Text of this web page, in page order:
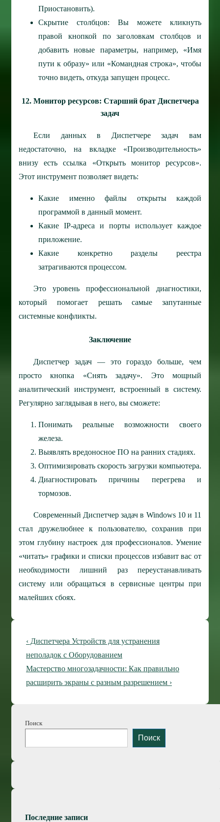
Приостановить).
Скрытие столбцов: Вы можете кликнуть
правой кнопкой по заголовкам столбцов и
добавить новые параметры, например, «Имя
пути к образу» или «Командная строка», чтобы
точно видеть, откуда запущен процесс.
12. Монитор ресурсов: Старший брат Диспетчера
задач
Если данных в Диспетчере задач вам
недостаточно, на вкладке «Производительность»
внизу есть ссылка «Открыть монитор ресурсов».
Этот инструмент позволяет видеть:
Какие именно файлы открыты каждой
программой в данный момент.
Какие IP-адреса и порты использует каждое
приложение.
Какие конкретно разделы реестра
затрагиваются процессом.
Это уровень профессиональной диагностики,
который помогает решать самые запутанные
системные конфликты.
Заключение
Диспетчер задач — это гораздо больше, чем
просто кнопка «Снять задачу». Это мощный
аналитический инструмент, встроенный в систему.
Регулярно заглядывая в него, вы сможете:
Понимать реальные возможности своего
железа.
Выявлять вредоносное ПО на ранних стадиях.
Оптимизировать скорость загрузки компьютера.
Диагностировать причины перегрева и
тормозов.
Современный Диспетчер задач в Windows 10 и 11
стал дружелюбнее к пользователю, сохранив при
этом глубину настроек для профессионалов. Умение
«читать» графики и списки процессов избавит вас от
необходимости лишний раз переустанавливать
систему или обращаться в сервисные центры при
малейших сбоях.
Навигация
по
записям
Предыдущая
запись
‹ Диспетчера Устройств для устранения
неполадок с Оборудованием
Следующая
запись
Мастерство многозадачности: Как правильно
расширить экраны с разным разрешением ›
Поиск
Поиск
Последние записи